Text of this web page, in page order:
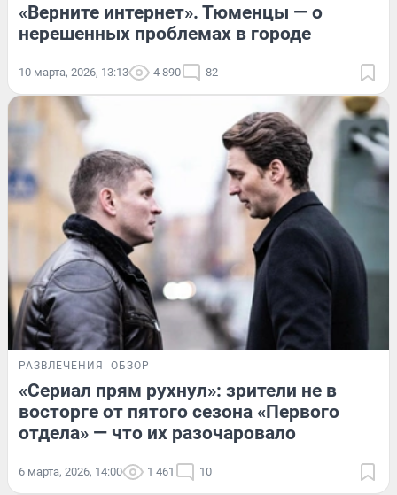
«Верните интернет». Тюменцы — о
нерешенных проблемах в городе
10 марта, 2026, 13:13 4 890 82
РАЗВЛЕЧЕНИЯ ОБЗОР
«Сериал прям рухнул»: зрители не в
восторге от пятого сезона «Первого
отдела» — что их разочаровало
6 марта, 2026, 14:00 1 461 10